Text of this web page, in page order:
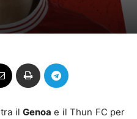
il Genoa e il Thun FC per